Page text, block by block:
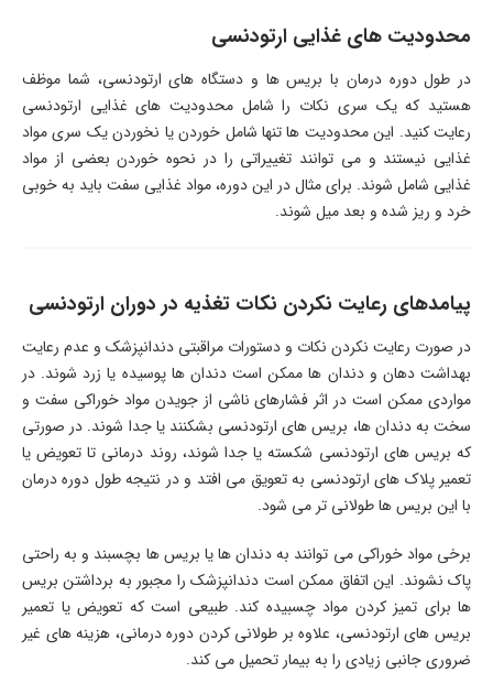
محدودیت های غذایی ارتودنسی
در طول دوره درمان با بریس ها و دستگاه های ارتودنسی، شما موظف
هستید که یک سری نکات را شامل محدودیت های غذایی ارتودنسی
رعایت کنید. این محدودیت ها تنها شامل خوردن یا نخوردن یک سری مواد
غذایی نیستند و می توانند تغییراتی را در نحوه خوردن بعضی از مواد
غذایی شامل شوند. برای مثال در این دوره، مواد غذایی سفت باید به خوبی
خرد و ریز شده و بعد میل شوند.
پیامدهای رعایت نکردن نکات تغذیه در دوران ارتودنسی
در صورت رعایت نکردن نکات و دستورات مراقبتی دندانپزشک و عدم رعایت
بهداشت دهان و دندان ها ممکن است دندان ها پوسیده یا زرد شوند. در
مواردی ممکن است در اثر فشارهای ناشی از جویدن مواد خوراکی سفت و
سخت به دندان ها، بریس های ارتودنسی بشکنند یا جدا شوند. در صورتی
که بریس های ارتودنسی شکسته یا جدا شوند، روند درمانی تا تعویض یا
تعمیر پلاک های ارتودنسی به تعویق می افتد و در نتیجه طول دوره درمان
با این بریس ها طولانی تر می شود.
برخی مواد خوراکی می توانند به دندان ها یا بریس ها بچسبند و به راحتی
پاک نشوند. این اتفاق ممکن است دندانپزشک را مجبور به برداشتن بریس
ها برای تمیز کردن مواد چسبیده کند. طبیعی است که تعویض یا تعمیر
بریس های ارتودنسی، علاوه بر طولانی کردن دوره درمانی، هزینه های غیر
ضروری جانبی زیادی را به بیمار تحمیل می کند.